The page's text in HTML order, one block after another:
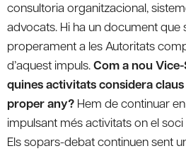
consultoria organitzacional,
advocats. Hi ha un document que
properament a les Autoritats
d’aquest impuls.Com a nou
quines activitats considera
proper any? Hem de continuar
impulsant més activitats on el
Els sopars-debat continuen sent